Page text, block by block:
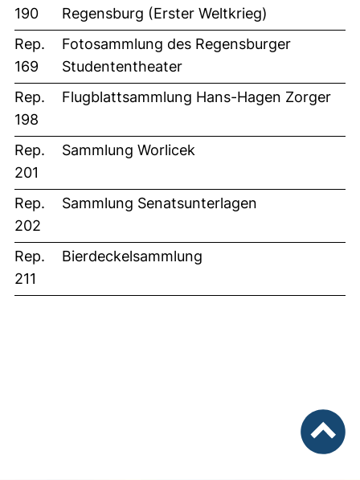
190
Regensburg (Erster Weltkrieg)
Rep.
169
Fotosammlung des Regensburger
Studententheater
Rep.
198
Flugblattsammlung Hans-Hagen Zorger
Rep.
201
Sammlung Worlicek
Rep.
202
Sammlung Senatsunterlagen
Rep.
211
Bierdeckelsammlung